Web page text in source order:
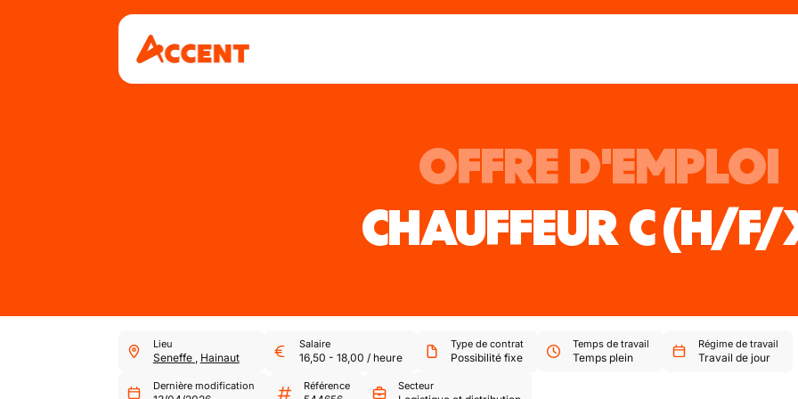
OFFRE D'EMPLOI
CHAUFFEUR C(H/F/
Lieu
Seneffe , Hainaut
Salaire
16,50 - 18,00 / heure
Type de contrat
Possibilité fixe
Temps de travail
Temps plein
Régime de travail
Travail de jour
Dernière modification Référence Secteur